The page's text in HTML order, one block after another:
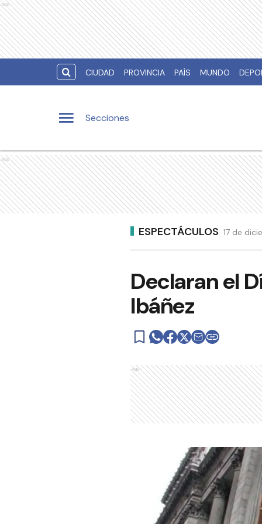
Ads
CIUDAD PROVINCIA PAÍS MUNDO
Secciones
Ads
ESPECTÁCULOS 17 de
Declaran el
Ibáñez
Ads